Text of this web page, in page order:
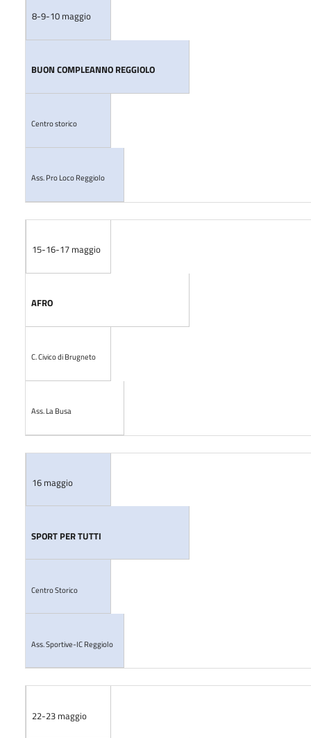
8-9-10 maggio
BUON COMPLEANNO REGGIOLO
Centro storico
Ass. Pro Loco Reggiolo
15-16-17 maggio
AFRO
C. Civico di Brugneto
Ass. La Busa
16 maggio
SPORT PER TUTTI
Centro Storico
Ass. Sportive-IC Reggiolo
22-23 maggio